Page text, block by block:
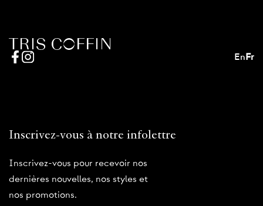
EnFr
Inscrivez-vous à notre infolettre
Inscrivez-vous pour recevoir nos
dernières nouvelles, nos styles et
nos promotions.